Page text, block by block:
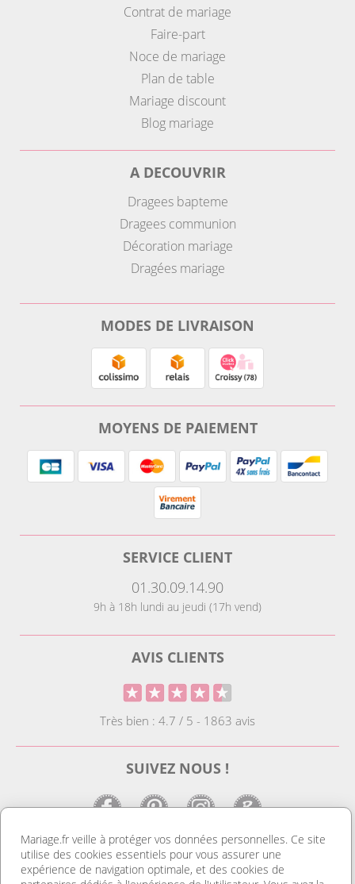
Contrat de mariage
Faire-part
Noce de mariage
Plan de table
Mariage discount
Blog mariage
A DECOUVRIR
Dragees bapteme
Dragees communion
Décoration mariage
Dragées mariage
MODES DE LIVRAISON
MOYENS DE PAIEMENT
SERVICE CLIENT
01.30.09.14.90
9h à 18h lundi au jeudi (17h vend)
AVIS CLIENTS
Très bien : 4.7 / 5 - 1863 avis
SUIVEZ NOUS !
LE SITE DE LA DECO MARIAGE
Mariage.fr veille à protéger vos données personnelles. Ce site
utilise des cookies essentiels pour vous assurer une
expérience de navigation optimale, et des cookies de